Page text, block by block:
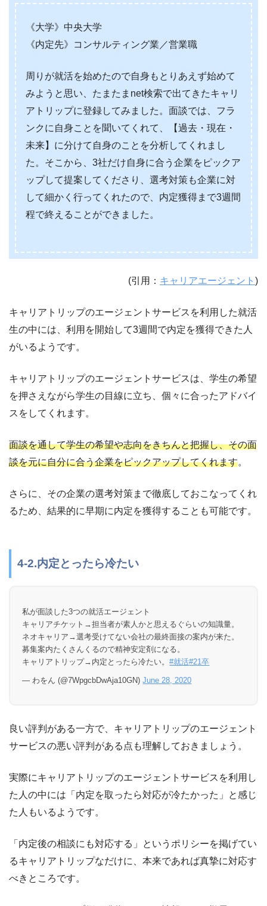
《大学》中央大学
《内定先》コンサルティング業／営業職
周りが就活を始めたので自身もとりあえず始めて
みようと思い、たまたまnet検索で出てきたキャリ
アトリップに登録してみました。面談では、フラ
ンクに自身ことを聞いてくれて、【過去・現在・
未来】に分けて自身のことを分析してくれまし
た。そこから、3社だけ自身に合う企業をピックア
ップして提案してくださり、選考対策も企業に対
して細かく行ってくれたので、内定獲得まで3週間
程で終えることができました。
(引用： キャリアエージェント )
キャリアトリップのエージェントサービスを利用した就活
生の中には、利用を開始して3週間で内定を獲得できた人
がいるようです。
キャリアトリップのエージェントサービスは、学生の希望
を押さえながら学生の目線に立ち、個々に合ったアドバイ
スをしてくれます。
面談を通して学生の希望や志向をきちんと把握し、その面
談を元に自分に合う企業をピックアップしてくれます。
さらに、その企業の選考対策まで徹底しておこなってくれ
るため、結果的に早期に内定を獲得することも可能です。
4-2.内定とったら冷たい
私が面談した3つの就活エージェント
キャリアチケット→担当者が素人かと思えるぐらいの知識量。
ネオキャリア→選考受けてない会社の最終面接の案内が来た。
募集案内たくさんくるので精神安定剤になる。
キャリアトリップ→内定とったら冷たい。#就活#21卒
— わをん (@7WpgcbDwAja10GN)June 28, 2020
良い評判がある一方で、キャリアトリップのエージェント
サービスの悪い評判がある点も理解しておきましょう。
実際にキャリアトリップのエージェントサービスを利用し
た人の中には「内定を取ったら対応が冷たかった」と感じ
た人もいるようです。
「内定後の相談にも対応する」というポリシーを掲げてい
るキャリアトリップなだけに、本来であれば真摯に対応す
べきところです。